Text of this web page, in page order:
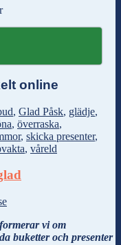
online
, Glad Påsk, glädje,
, överraska,
, skicka presenter,
, våreld
vi om
buketter och presenter